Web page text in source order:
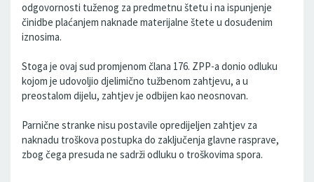
odgovornosti tuženog za predmetnu štetu i na ispunjenje
činidbe plaćanjem naknade materijalne štete u dosuđenim
iznosima.
Stoga je ovaj sud promjenom člana 176. ZPP-a donio odluku
kojom je udovoljio djelimično tužbenom zahtjevu, a u
preostalom dijelu, zahtjev je odbijen kao neosnovan.
Parnične stranke nisu postavile opredijeljen zahtjev za
naknadu troškova postupka do zaključenja glavne rasprave,
zbog čega presuda ne sadrži odluku o troškovima spora.